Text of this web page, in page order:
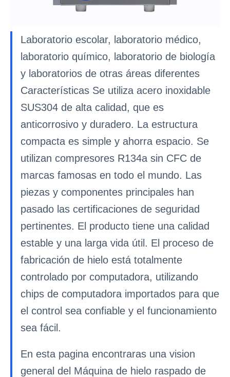
Laboratorio escolar, laboratorio médico,
laboratorio químico, laboratorio de biología
y laboratorios de otras áreas diferentes
Características Se utiliza acero inoxidable
SUS304 de alta calidad, que es
anticorrosivo y duradero. La estructura
compacta es simple y ahorra espacio. Se
utilizan compresores R134a sin CFC de
marcas famosas en todo el mundo. Las
piezas y componentes principales han
pasado las certificaciones de seguridad
pertinentes. El producto tiene una calidad
estable y una larga vida útil. El proceso de
fabricación de hielo está totalmente
controlado por computadora, utilizando
chips de computadora importados para que
el control sea confiable y el funcionamiento
sea fácil.
En esta pagina encontraras una vision
general del Máquina de hielo raspado de